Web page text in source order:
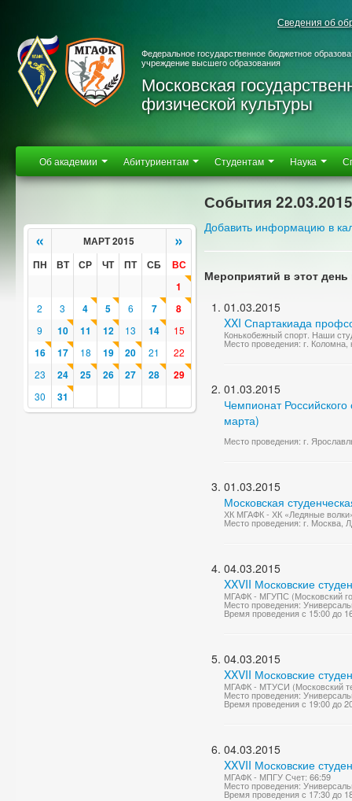
Сведения об
Федеральное государственное бюджетное
учреждение высшего образования
Московская
физической культуры
Об академии Абитуриентам Студентам Наука
« МАРТ 2015 »
ПН ВТ СР ЧТ ПТ СБ
ВС
1
2 3 4 5 6 7 8
9 10 11 12 13 14 15
16 17 18 19 20 21
22
23
24 25 26 27 28 29
30 31
События 22.03.2015
Добавить информацию в
Мероприятий в этот день
01.03.2015
XXI Спартакиада
Конькобежный спорт. Наши
Место проведения: г.
01.03.2015
Чемпионат Российского
марта)
Место проведения: г.
01.03.2015
Московская
ХК МГАФК - ХК «Ледяные
Место проведения: г. Москва,
04.03.2015
XXVII Московские
МГАФК - МГУПС (Московский
Место проведения:
Время проведения с 15:00 до
04.03.2015
XXVII Московские
МГАФК - МТУСИ (Московский
Место проведения:
Время проведения с 19:00 до
04.03.2015
XXVII Московские
МГАФК - МПГУ Счет: 66:59
Место проведения:
Время проведения с 17:30 до